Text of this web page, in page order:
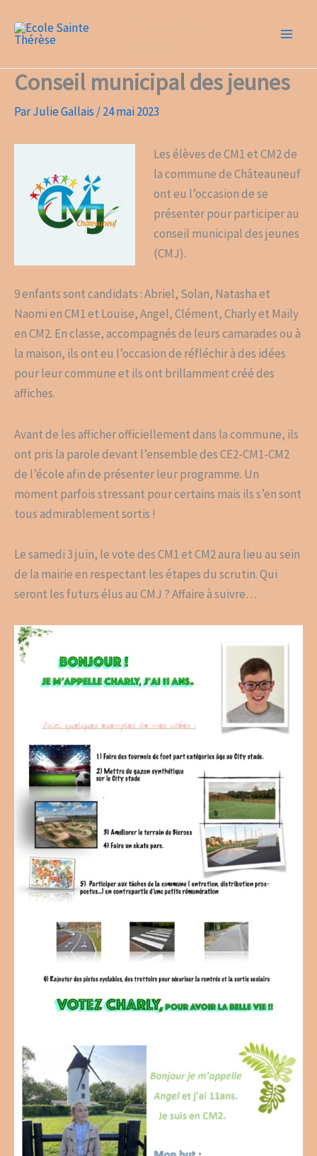
contenu
Conseil municipal des jeunes
ParJulie Gallais /24 mai 2023
Les élèves deCM1 et CM2 de
la commune de Châteauneuf
ont eu l’occasion de se
présenter pour participer au
conseil municipal des jeunes
(CMJ).
9 enfants sont candidats : Abriel, Solan, Natasha et
Naomi en CM1 et Louise, Angel, Clément, Charly et Maïly
en CM2. En classe, accompagnés de leurs camarades ou à
la maison, ils ont eu l’occasion de réfléchir à des idées
pour leur commune et ils ont brillamment créé des
affiches.
Avant de les afficher officiellement dans la commune, ils
ont pris la parole devant l’ensemble des CE2-CM1-CM2
de l’école afin de présenter leur programme. Un
moment parfois stressant pour certains mais ils s’en sont
tous admirablement sortis !
Le samedi 3 juin, le vote des CM1 et CM2 aura lieu au sein
de la mairie en respectant les étapes du scrutin. Qui
seront les futurs élus au CMJ ? Affaire à suivre…